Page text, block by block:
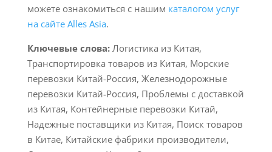
можете ознакомиться с нашим каталогом услуг
на сайте Alles Asia.
Ключевые слова:Логистика из Китая,
Транспортировка товаров из Китая, Морские
перевозки Китай-Россия, Железнодорожные
перевозки Китай-Россия, Проблемы с доставкой
из Китая, Контейнерные перевозки Китай,
Надежные поставщики из Китая, Поиск товаров
в Китае, Китайские фабрики производители,